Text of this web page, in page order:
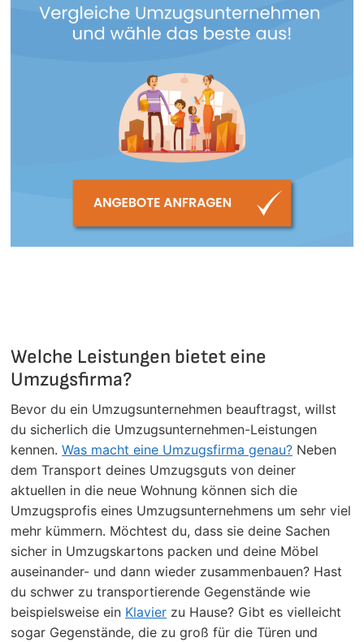
Welche Leistungen bietet eine
Umzugsfirma?
Bevor du ein Umzugsunternehmen beauftragst, willst
du sicherlich die Umzugsunternehmen-Leistungen
kennen. Was macht eine Umzugsfirma genau? Neben
dem Transport deines Umzugsguts von deiner
aktuellen in die neue Wohnung können sich die
Umzugsprofis eines Umzugsunternehmens um sehr viel
mehr kümmern. Möchtest du, dass sie deine Sachen
sicher in Umzugskartons packen und deine Möbel
auseinander- und dann wieder zusammenbauen? Hast
du schwer zu transportierende Gegenstände wie
beispielsweise ein Klavier zu Hause? Gibt es vielleicht
sogar Gegenstände, die zu groß für die Türen und